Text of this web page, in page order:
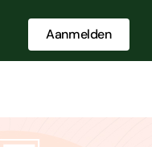
Aanmelden